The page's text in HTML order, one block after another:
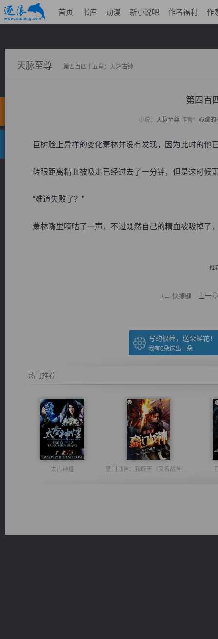
首页 书库 动漫 新小说吧 作者福利 作
天脉至尊 第四百四十五章：天鸿古钟
第四百
小说： 天脉至尊作者： 心跳的
巨树脸上异样的变化萧林并没有发现，因为此时的他
转眼距离精血被吸走已经过去了一分钟，但是这时候
“难道失败了？”
萧林嘴里嘀咕了一声，不过既然自己的精血被吸掉了
推
（← 快捷键 上一章
写的很棒，送朵鲜花！
我有0朵送出一朵
热门推荐
太古神煌 豪门战神：我既王（又名战神归来不败神婿修罗战神）